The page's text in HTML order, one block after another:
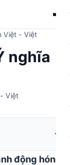
Việt - Việt
nghĩa
Việt
động hóng